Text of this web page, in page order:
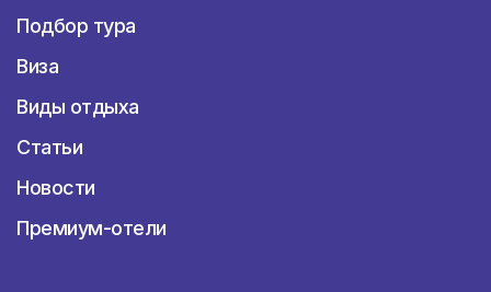
Подбор тура
Виза
Виды отдыха
Статьи
Новости
Премиум-отели